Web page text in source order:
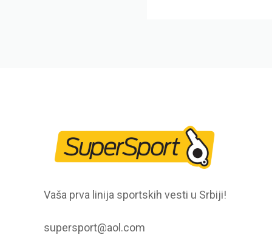
Vaša prva linija sportskih vesti u Srbiji!
supersport@aol.com